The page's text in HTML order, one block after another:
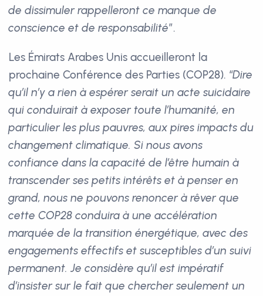
de dissimuler rappelleront ce manque de
conscience et de responsabilité”.
Les Émirats Arabes Unis accueilleront la
prochaine Conférence des Parties (COP28). “Dire
qu’il n’y a rien à espérer serait un acte suicidaire
qui conduirait à exposer toute l’humanité, en
particulier les plus pauvres, aux pires impacts du
changement climatique. Si nous avons
confiance dans la capacité de l’être humain à
transcender ses petits intérêts et à penser en
grand, nous ne pouvons renoncer à rêver que
cette COP28 conduira à une accélération
marquée de la transition énergétique, avec des
engagements effectifs et susceptibles d’un suivi
permanent. Je considère qu’il est impératif
d’insister sur le fait que chercher seulement un